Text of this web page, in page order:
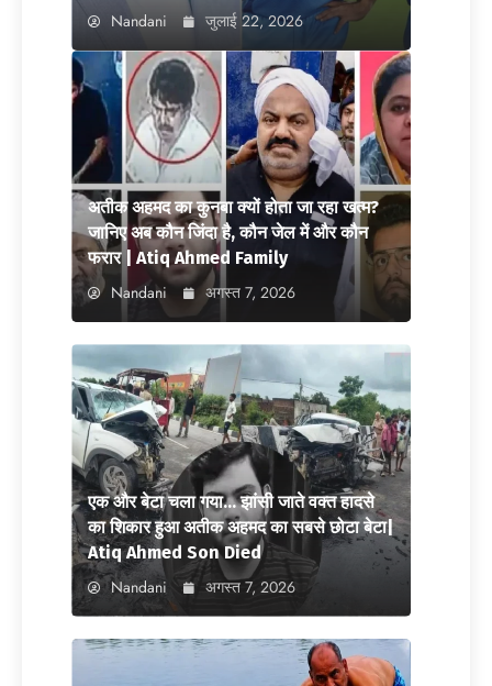
Nandani जुलाई 22, 2026
अतीक अहमद का कुनबा क्यों होता जा रहा खत्म?
जानिए अब कौन जिंदा है, कौन जेल में और कौन
फरार | Atiq Ahmed Family
Nandani अगस्त 7, 2026
एक और बेटा चला गया… झांसी जाते वक्त हादसे
का शिकार हुआ अतीक अहमद का सबसे छोटा बेटा|
Atiq Ahmed Son Died
Nandani अगस्त 7, 2026